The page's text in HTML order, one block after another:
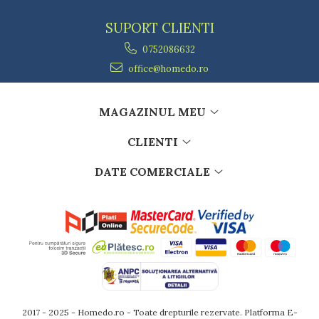
Ornare, insiropare si decorare
Portionatoare si feliatoare
Raclete patiserie
Ustensile de masura
SUPORT CLIENTI
0752086632
office@homedo.ro
MAGAZINUL MEU
CLIENTI
DATE COMERCIALE
2017 - 2025 - Homedo.ro - Toate drepturile rezervate. Platforma E-